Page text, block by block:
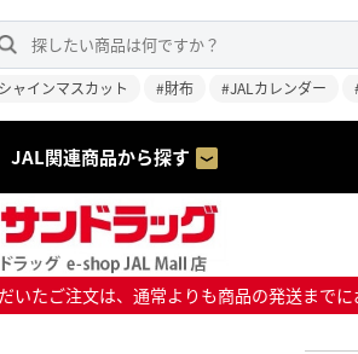
ャインマスカット #財布 #JALカレンダー
JAL関連商品から探す
たご注文は、通常よりも商品の発送まで